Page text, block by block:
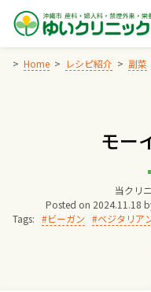
Skip
content
Home レシピ紹介 副菜
モー
当クリ
Posted on 2024.11.18
Tags:
ビーガン ベジタリア
院長